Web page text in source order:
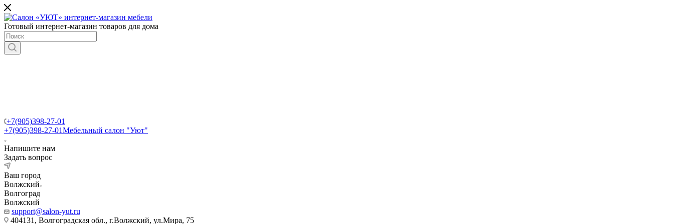
Готовый интернет-магазин товаров для дома
+7(905)398-27-01
+7(905)398-27-01Мебельный салон "Уют"
Напишите нам
Задать вопрос
Ваш город
Волжский
Волгоград
Волжский
support@salon-yut.ru
404131, Волгоградская обл., г.Волжский, ул.Мира, 75